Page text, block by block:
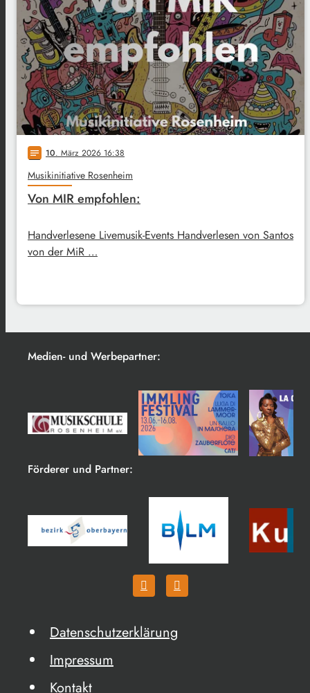
notes 10. März 2026 16:38
Musikinitiative Rosenheim
Von MIR empfohlen:
Handverlesene Livemusik-Events Handverlesen von Santos
von der MiR …
Medien- und Werbepartner:
Förderer und Partner:
Datenschutzerklärung
Impressum
Kontakt